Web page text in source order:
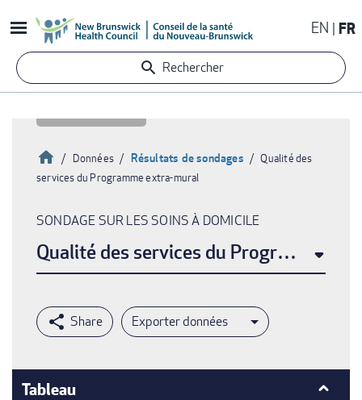
au
contenu
principal
EN FR
Rechercher
d'Ariane
Accueil
Données Résultats de sondages
Qualité des
services du Programme extra-mural
SONDAGE SUR LES SOINS À DOMICILE
Qualité des services du Programme
Exporter données
Tableau